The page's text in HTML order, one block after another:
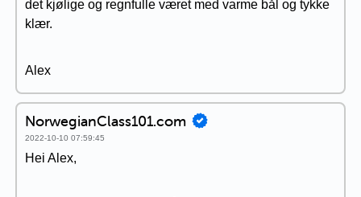
det kjølige og regnfulle været med varme bål og tykke
klær.
Alex
NorwegianClass101.com
2022-10-10 07:59:45
Hei Alex,